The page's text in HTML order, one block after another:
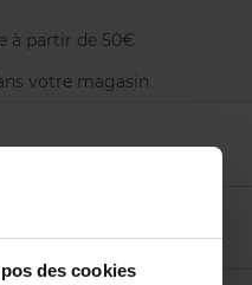
des cookies
à partir de 50€
votre magasin